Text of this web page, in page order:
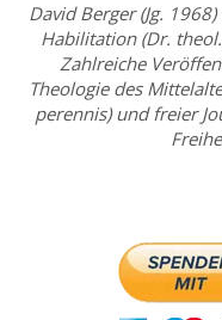
David Berger (Jg.
Habilitation (Dr.
Zahlreiche
Theologie des
perennis) und freier